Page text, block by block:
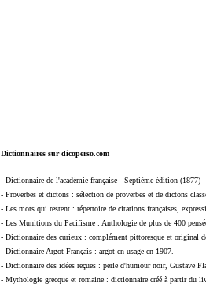
Dictionnaires sur dicoperso.com
- Dictionnaire de l'académie française - Septième édition (1877)
- Proverbes et dictons : sélection de proverbes et de dictons
- Les mots qui restent : répertoire de citations françaises,
- Les Munitions du Pacifisme : Anthologie de plus de 400
- Dictionnaire des curieux : complément pittoresque et original
- Dictionnaire Argot-Français : argot en usage en 1907.
- Dictionnaire des idées reçues : perle d'humour noir, Gustave
- Mythologie grecque et romaine : dictionnaire créé à partir du